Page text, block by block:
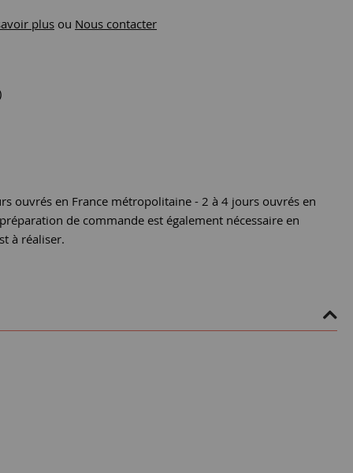
plus ou Nous contacter
ouvrés en France métropolitaine - 2 à 4 jours ouvrés en
de commande est également nécessaire en
à réaliser.